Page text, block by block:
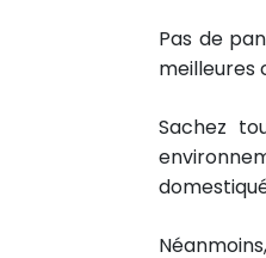
Pas de
meilleures
Sachez